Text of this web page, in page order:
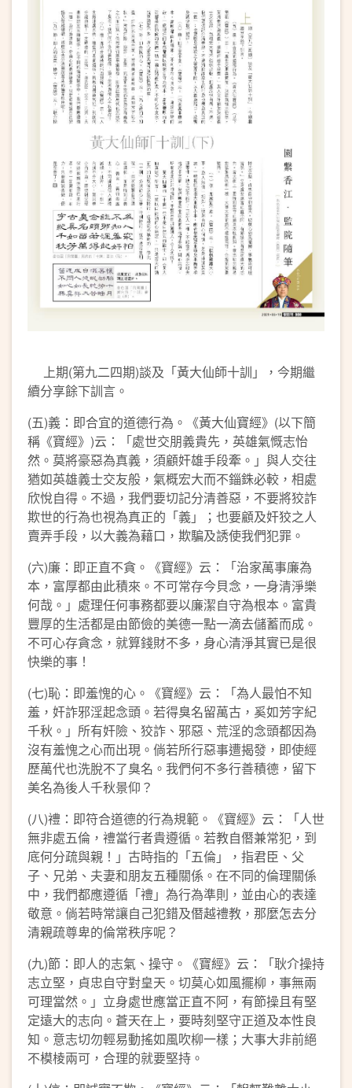
上期(第九二四期)談及「黃大仙師十訓」，今期繼
續分享餘下訓言。
(五)義：即合宜的道德行為。《黃大仙寶經》(以下簡
稱《寶經》)云：「處世交朋義貴先，英雄氣慨志怡
然。莫將豪惡為真義，須顧奸雄手段牽。」與人交往
猶如英雄義士交友般，氣概宏大而不錙銖必較，相處
欣悅自得。不過，我們要切記分清善惡，不要將狡詐
欺世的行為也視為真正的「義」；也要顧及奸狡之人
賣弄手段，以大義為藉口，欺騙及誘使我們犯罪。
(六)廉：即正直不貪。《寶經》云：「治家萬事廉為
本，富厚都由此積來。不可常存今貝念，一身清淨樂
何哉。」處理任何事務都要以廉潔自守為根本。富貴
豐厚的生活都是由節儉的美德一點一滴去儲蓄而成。
不可心存貪念，就算錢財不多，身心清淨其實已是很
快樂的事！
(七)恥：即羞愧的心。《寶經》云：「為人最怕不知
羞，奸詐邪淫起念頭。若得臭名留萬古，奚如芳字紀
千秋。」所有奸險、狡詐、邪惡、荒淫的念頭都因為
沒有羞愧之心而出現。倘若所行惡事遭揭發，即使經
歷萬代也洗脫不了臭名。我們何不多行善積德，留下
美名為後人千秋景仰？
(八)禮：即符合道德的行為規範。《寶經》云：「人世
無非處五倫，禮當行者貴遵循。若教自僭兼常犯，到
底何分疏與親！」古時指的「五倫」，指君臣、父
子、兄弟、夫妻和朋友五種關係。在不同的倫理關係
中，我們都應遵循「禮」為行為準則，並由心的表達
敬意。倘若時常讓自己犯錯及僭越禮教，那麼怎去分
清親疏尊卑的倫常秩序呢？
(九)節：即人的志氣、操守。《寶經》云：「耿介操持
志立堅，貞忠自守對皇天。切莫心如風擺柳，事無兩
可理當然。」立身處世應當正直不阿，有節操且有堅
定遠大的志向。蒼天在上，要時刻堅守正道及本性良
知。意志切勿輕易動搖如風吹柳一樣；大事大非前絕
不模棱兩可，合理的就要堅持。